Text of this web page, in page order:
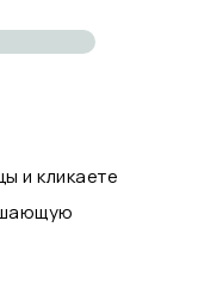
и кликаете